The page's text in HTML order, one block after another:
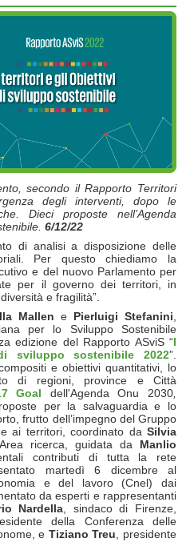
secondo il Rapporto Territori
degli interventi, dopo le
Dieci proposte nell’Agenda
6/12/22
di analisi a disposizione delle
Per questo chiediamo la
e del nuovo Parlamento per
per il governo dei territori, in
e fragilità”.
Mallen e Pierluigi Stefanini
per lo Sviluppo Sostenibile
edizione del Rapporto ASviS “I
sviluppo sostenibile 2022”.
e obiettivi quantitativi, lo
di regioni, province e Città
Goal dell'Agenda Onu 2030
per la salvaguardia e lo
frutto dell’impegno del Gruppo
ai territori, coordinato da Silvia
ricerca, guidata da Manlio
contributi di tutta la rete
martedì 6 dicembre al
e del lavoro (Cnel) dai
da esperti e rappresentanti
Nardella , sindaco di Firenze,
della Conferenza delle
e Tiziano Treu , presidente